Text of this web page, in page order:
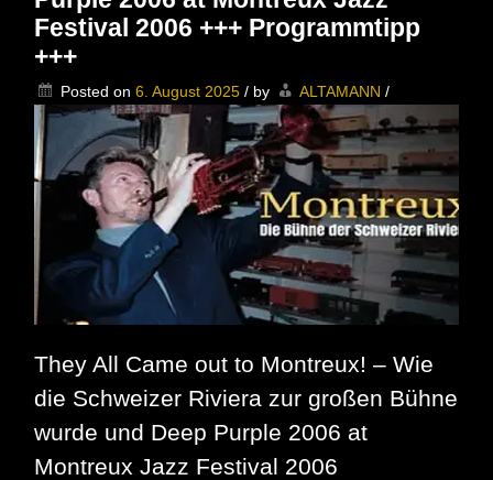
The
Highwaymen
at
Nassau
Coliseum
1990
–
Am
10.08.2025
Festival 2006 +++ Programmtipp
+++
Posted on 6. August 2025 / by ALTAMANN /
They All Came out to Montreux! – Wie
die Schweizer Riviera zur großen Bühne
wurde und Deep Purple 2006 at
Montreux Jazz Festival 2006